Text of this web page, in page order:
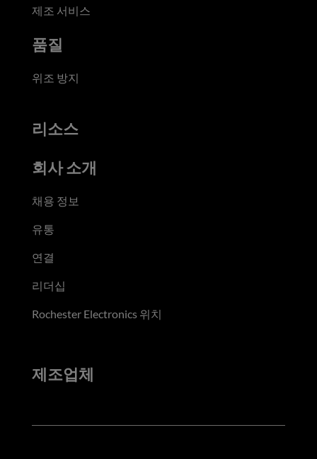
제조 서비스
품질
위조 방지
리소스
회사 소개
채용 정보
유통
연결
리더십
Rochester Electronics 위치
제조업체